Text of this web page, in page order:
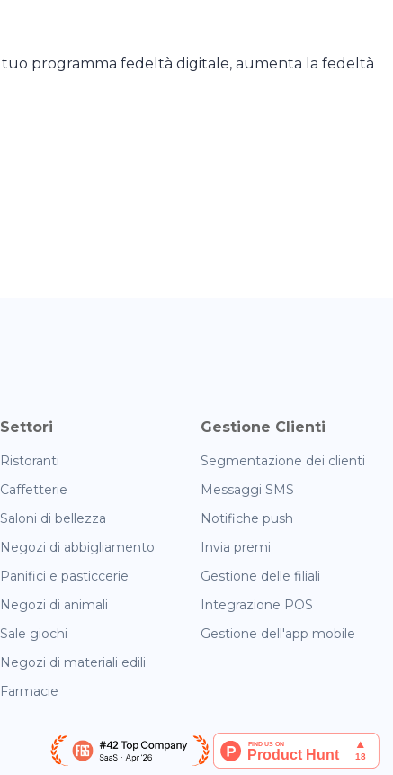
tuo programma fedeltà digitale, aumenta la fedeltà
Settori
Ristoranti
Caffetterie
Saloni di bellezza
Negozi di abbigliamento
Panifici e pasticcerie
Negozi di animali
Sale giochi
Negozi di materiali edili
Farmacie
Gestione Clienti
Segmentazione dei clienti
Messaggi SMS
Notifiche push
Invia premi
Gestione delle filiali
Integrazione POS
Gestione dell'app mobile